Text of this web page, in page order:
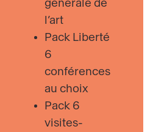
générale de
l’art
Pack Liberté
6
conférences
au choix
Pack 6
visites-